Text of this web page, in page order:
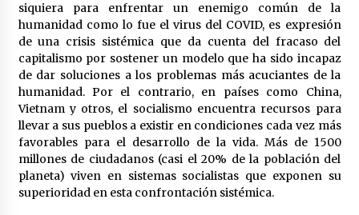
siquiera para enfrentar un enemigo común de la
humanidad como lo fue el virus del COVID, es expresión
de una crisis sistémica que da cuenta del fracaso del
capitalismo por sostener un modelo que ha sido incapaz
de dar soluciones a los problemas más acuciantes de la
humanidad. Por el contrario, en países como China,
Vietnam y otros, el socialismo encuentra recursos para
llevar a sus pueblos a existir en condiciones cada vez más
favorables para el desarrollo de la vida. Más de 1500
millones de ciudadanos (casi el 20% de la población del
planeta) viven en sistemas socialistas que exponen su
superioridad en esta confrontación sistémica.